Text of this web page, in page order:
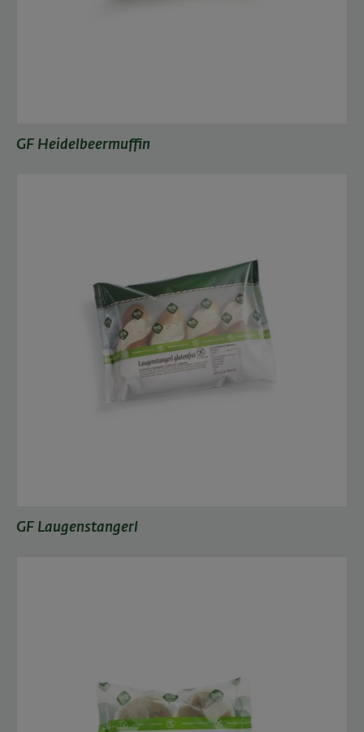
GF Heidelbeermuffin
GF Laugenstangerl